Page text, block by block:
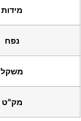
מידות
נפח
משקל
מק"ט